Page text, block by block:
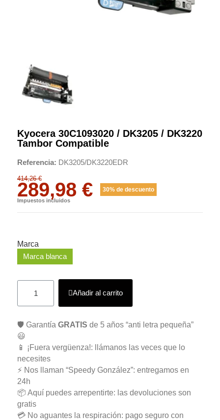
Kyocera 30C1093020 / DK3205 / DK3220
Tambor Compatible
Referencia DK3205/DK3220EDR
414,26 €
289,98 € 30% de descuento
Impuestos incluidos
Marca
Marca blanca
Añadir al carrito
🛡️ Garantía GRATIS de 5 años “anti letra pequeña”
😃
📱 ¡Fuera vergüenza!: llámanos las veces que lo
necesites
⚡ Nos llaman “Speedy González”: entregamos en
24h
📦 Aquí puedes arrepentirte: las devoluciones son
gratis
💳 No aguantes la respiración: pago seguro con